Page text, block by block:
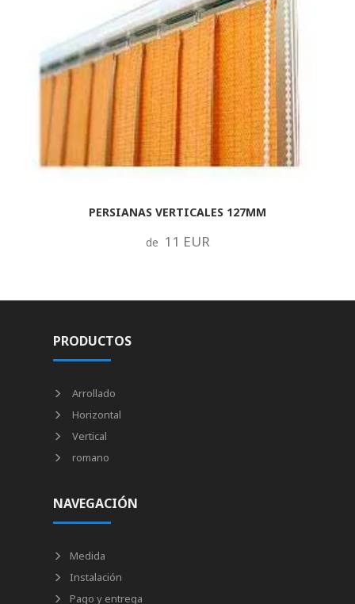
PERSIANAS VERTICALES 127MM
de 11 EUR
PRODUCTOS
Arrollado
Horizontal
Vertical
romano
NAVEGACIÓN
Medida
Instalación
Pago y entrega